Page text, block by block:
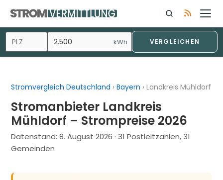
Inhalt
springen
kWh VERGLEICHEN
Stromvergleich Deutschland ›Bayern ›Landkreis Mühldorf
Stromanbieter Landkreis
Mühldorf – Strompreise 2026
Datenstand:8. August 2026 · 31 Postleitzahlen, 31
Gemeinden